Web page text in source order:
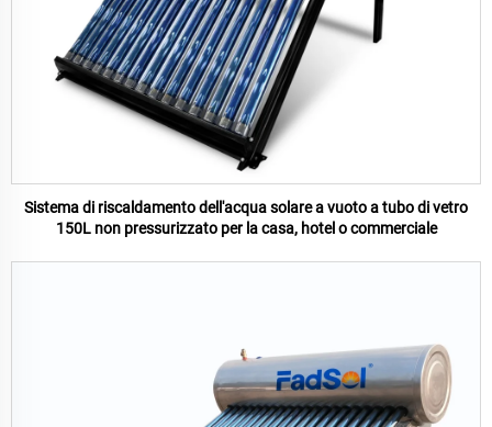
Sistema di riscaldamento dell'acqua solare a vuoto a tubo di vetro
150L non pressurizzato per la casa, hotel o commerciale